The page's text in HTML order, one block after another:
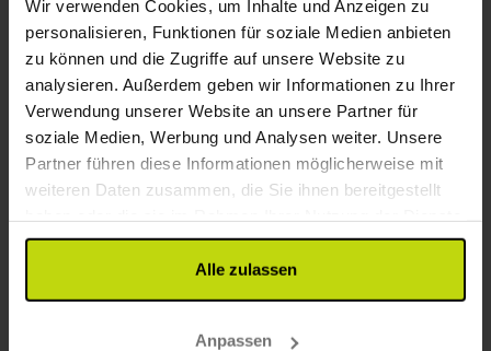
Wir verwenden Cookies, um Inhalte und Anzeigen zu
personalisieren, Funktionen für soziale Medien anbieten
zu können und die Zugriffe auf unsere Website zu
analysieren. Außerdem geben wir Informationen zu Ihrer
Verwendung unserer Website an unsere Partner für
soziale Medien, Werbung und Analysen weiter. Unsere
Partner führen diese Informationen möglicherweise mit
weiteren Daten zusammen, die Sie ihnen bereitgestellt
gesammelt haben.
Alle zulassen
Anpassen
Aktueller Preistipp in der Lüneburger Heide
Hotel Neetzer Hof
3.0 Gut
95,-
105,-
Inkl. 3-Gänge Menü + 1 Stunde Kegelbahn